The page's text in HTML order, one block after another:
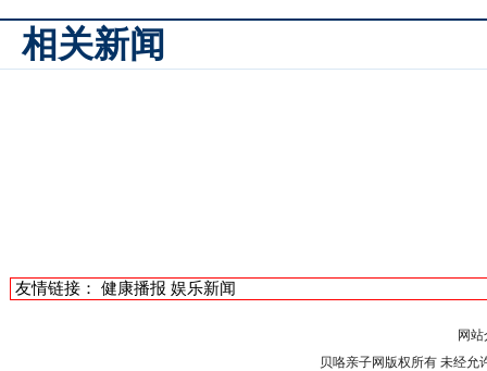
相关新闻
友情链接： 健康播报 娱乐新闻
网
贝咯亲子网版权所有 未经允